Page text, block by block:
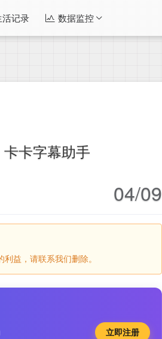
活记录 数据监控
卡字幕助手
04/09
益，请联系我们删除。
立即注册